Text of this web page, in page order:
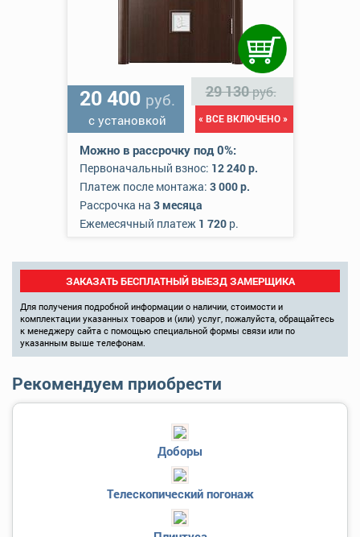
20 400 руб.
с установкой
29 130руб.
« ВСЕ ВКЛЮЧЕНО »
Можно в рассрочку под 0%:
Первоначальный взнос: 12 240 р.
Платеж после монтажа: 3 000 р.
Рассрочка на 3 месяца
Ежемесячный платеж 1 720р.
ЗАКАЗАТЬ БЕСПЛАТНЫЙ ВЫЕЗД ЗАМЕРЩИКА
Для получения подробной информации о наличии, стоимости и
комплектации указанных товаров и (или) услуг, пожалуйста, обращайтесь
к менеджеру сайта с помощью специальной формы связи или по
указанным выше телефонам.
Рекомендуем приобрести
Доборы
Телескопический погонаж